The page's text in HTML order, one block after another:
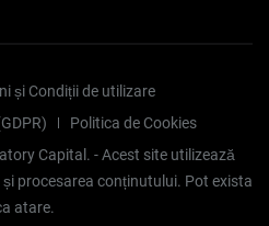
și Condiții de utilizare
Politica de Cookies
Capital. - Acest site utilizează
procesarea conținutului. Pot exista
atare.